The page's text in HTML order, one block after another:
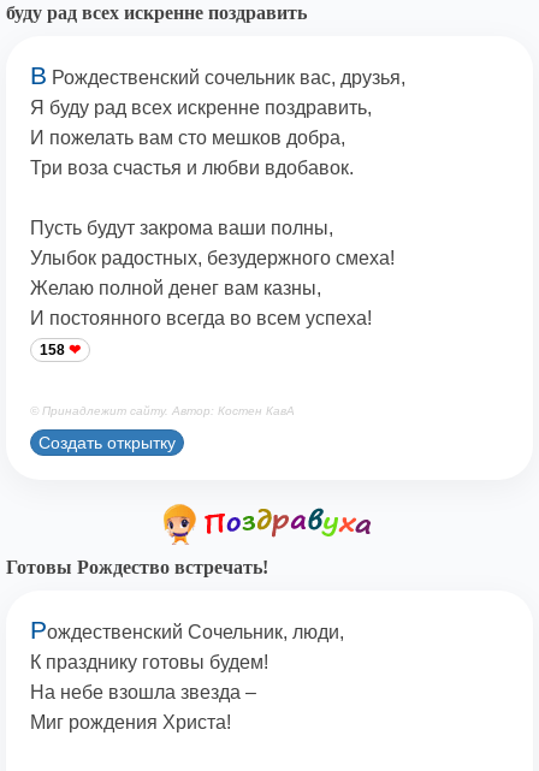
буду рад всех искренне поздравить
В Рождественский сочельник вас, друзья,
Я буду рад всех искренне поздравить,
И пожелать вам сто мешков добра,
Три воза счастья и любви вдобавок.
Пусть будут закрома ваши полны,
Улыбок радостных, безудержного смеха!
Желаю полной денег вам казны,
И постоянного всегда во всем успеха!
158
© Принадлежит сайту. Автор: Костен КавА
Создать открытку
Готовы Рождество встречать!
Рождественский Сочельник, люди,
К празднику готовы будем!
На небе взошла звезда –
Миг рождения Христа!